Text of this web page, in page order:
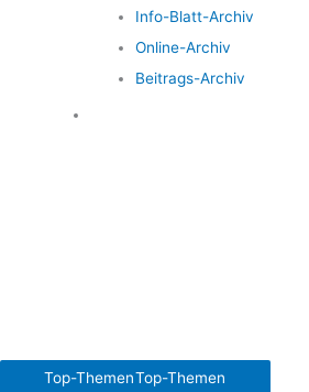
Info-Blatt-Archiv
Online-Archiv
Beitrags-Archiv
Top-ThemenTop-Themen